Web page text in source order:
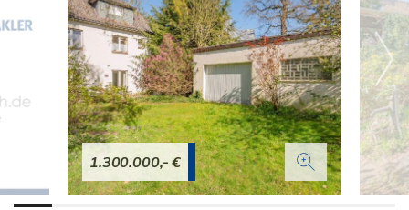
1.300.000,- €